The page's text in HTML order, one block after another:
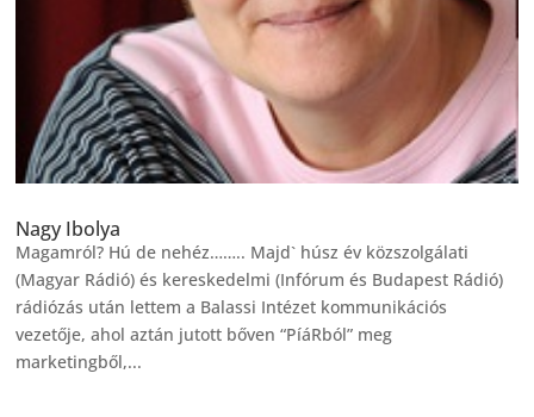
Nagy Ibolya
Magamról? Hú de nehéz…….. Majd` húsz év közszolgálati
(Magyar Rádió) és kereskedelmi (Infórum és Budapest Rádió)
rádiózás után lettem a Balassi Intézet kommunikációs
vezetője, ahol aztán jutott bőven “PíáRból” meg
marketingből,...